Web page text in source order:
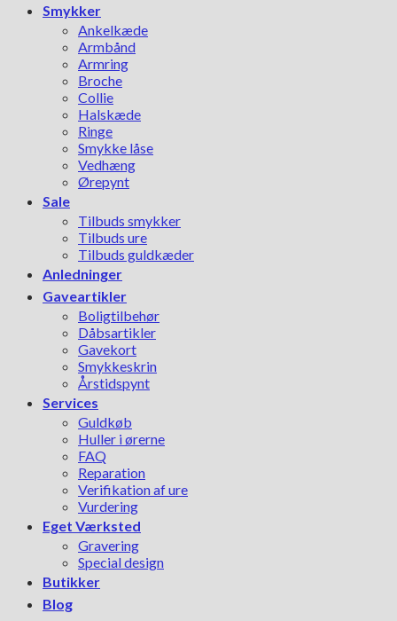
Smykker
Ankelkæde
Armbånd
Armring
Broche
Collie
Halskæde
Ringe
Smykke låse
Vedhæng
Ørepynt
Sale
Tilbuds smykker
Tilbuds ure
Tilbuds guldkæder
Anledninger
Gaveartikler
Boligtilbehør
Dåbsartikler
Gavekort
Smykkeskrin
Årstidspynt
Services
Guldkøb
Huller i ørerne
FAQ
Reparation
Verifikation af ure
Vurdering
Eget Værksted
Gravering
Special design
Butikker
Blog